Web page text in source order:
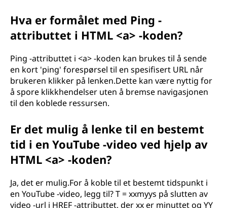
Hva er formålet med Ping -
attributtet i HTML <a> -koden?
Ping -attributtet i <a> -koden kan brukes til å sende
en kort 'ping' forespørsel til en spesifisert URL når
brukeren klikker på lenken.Dette kan være nyttig for
å spore klikkhendelser uten å bremse navigasjonen
til den koblede ressursen.
Er det mulig å lenke til en bestemt
tid i en YouTube -video ved hjelp av
HTML <a> -koden?
Ja, det er mulig.For å koble til et bestemt tidspunkt i
en YouTube -video, legg til? T = xxmyys på slutten av
video -url i HREF -attributtet, der xx er minuttet og YY